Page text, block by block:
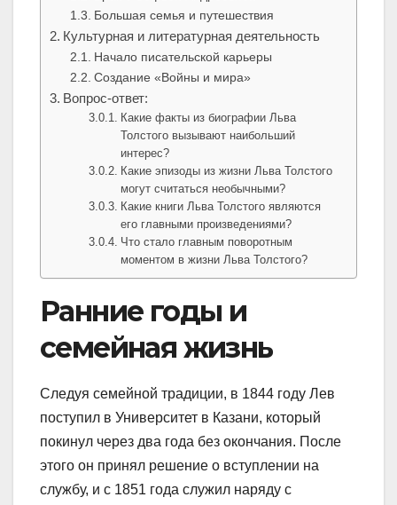
Большая семья и путешествия
Культурная и литературная деятельность
Начало писательской карьеры
Создание «Войны и мира»
Вопрос-ответ:
Какие факты из биографии Льва
Толстого вызывают наибольший
интерес?
Какие эпизоды из жизни Льва Толстого
могут считаться необычными?
Какие книги Льва Толстого являются
его главными произведениями?
Что стало главным поворотным
моментом в жизни Льва Толстого?
Ранние годы и
семейная жизнь
Следуя семейной традиции, в 1844 году Лев
поступил в Университет в Казани, который
покинул через два года без окончания. После
этого он принял решение о вступлении на
службу, и с 1851 года служил наряду с